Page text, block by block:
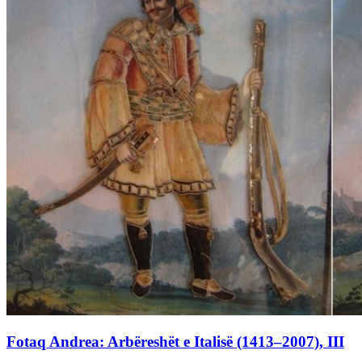
Fotaq Andrea: Arbëreshët e Italisë (1413–2007), III